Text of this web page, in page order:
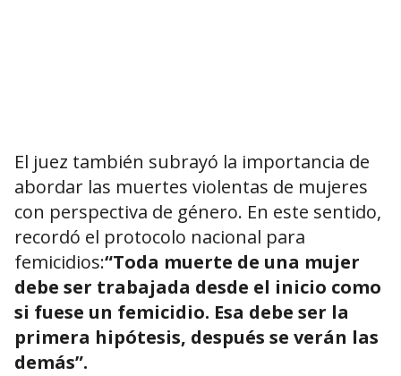
El juez también subrayó la importancia de
abordar las muertes violentas de mujeres
con perspectiva de género. En este sentido,
recordó el protocolo nacional para
femicidios:“Toda muerte de una mujer
debe ser trabajada desde el inicio como
si fuese un femicidio. Esa debe ser la
primera hipótesis, después se verán las
demás”.